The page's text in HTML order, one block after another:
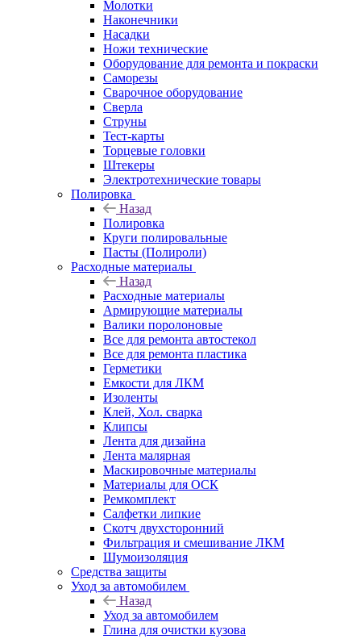
Молотки
Наконечники
Насадки
Ножи технические
Оборудование для ремонта и покраски
Саморезы
Сварочное оборудование
Сверла
Струны
Тест-карты
Торцевые головки
Штекеры
Электротехнические товары
Полировка
Назад
Полировка
Круги полировальные
Пасты (Полироли)
Расходные материалы
Назад
Расходные материалы
Армирующие материалы
Валики поролоновые
Все для ремонта автостекол
Все для ремонта пластика
Герметики
Емкости для ЛКМ
Изоленты
Клей, Хол. сварка
Клипсы
Лента для дизайна
Лента малярная
Маскировочные материалы
Материалы для ОСК
Ремкомплект
Салфетки липкие
Скотч двухсторонний
Фильтрация и смешивание ЛКМ
Шумоизоляция
Средства защиты
Уход за автомобилем
Назад
Уход за автомобилем
Глина для очистки кузова